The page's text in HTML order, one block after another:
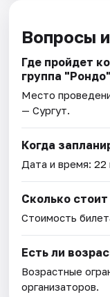
Вопросы
Где пройдет
группа
Место
— Сургут.
Когда
Дата и время:22
Сколько
Стоимость
Есть ли
Возрастные
организаторов.